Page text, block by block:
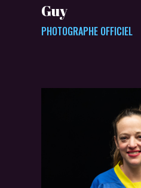
Guy
PHOTOGRAPHE OFFICIEL